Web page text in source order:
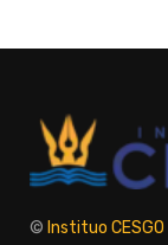
© Instituo CESGO